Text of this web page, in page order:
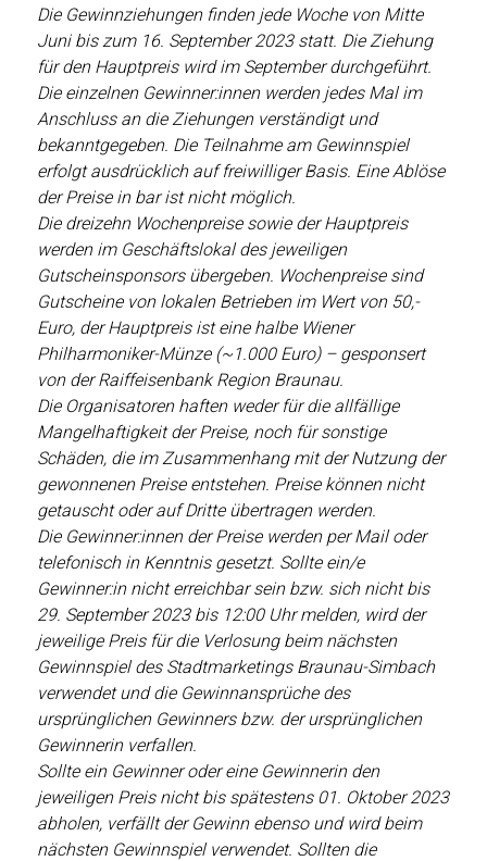
Die Gewinnziehungen finden jede Woche von Mitte
Juni bis zum 16. September 2023 statt. Die Ziehung
für den Hauptpreis wird im September durchgeführt.
Die einzelnen Gewinner:innen werden jedes Mal im
Anschluss an die Ziehungen verständigt und
bekanntgegeben. Die Teilnahme am Gewinnspiel
erfolgt ausdrücklich auf freiwilliger Basis. Eine Ablöse
der Preise in bar ist nicht möglich.
Die dreizehn Wochenpreise sowie der Hauptpreis
werden im Geschäftslokal des jeweiligen
Gutscheinsponsors übergeben. Wochenpreise sind
Gutscheine von lokalen Betrieben im Wert von 50,-
Euro, der Hauptpreis ist eine halbe Wiener
Philharmoniker-Münze (~1.000 Euro) – gesponsert
von der Raiffeisenbank Region Braunau.
Die Organisatoren haften weder für die allfällige
Mangelhaftigkeit der Preise, noch für sonstige
Schäden, die im Zusammenhang mit der Nutzung der
gewonnenen Preise entstehen. Preise können nicht
getauscht oder auf Dritte übertragen werden.
Die Gewinner:innen der Preise werden per Mail oder
telefonisch in Kenntnis gesetzt. Sollte ein/e
Gewinner:in nicht erreichbar sein bzw. sich nicht bis
29. September 2023 bis 12:00 Uhr melden, wird der
jeweilige Preis für die Verlosung beim nächsten
Gewinnspiel des Stadtmarketings Braunau-Simbach
verwendet und die Gewinnansprüche des
ursprünglichen Gewinners bzw. der ursprünglichen
Gewinnerin verfallen.
Sollte ein Gewinner oder eine Gewinnerin den
jeweiligen Preis nicht bis spätestens 01. Oktober 2023
abholen, verfällt der Gewinn ebenso und wird beim
nächsten Gewinnspiel verwendet. Sollten die